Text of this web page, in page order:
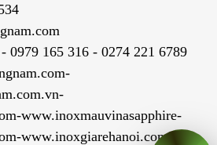
0979 165 316 - 0274 221 6789
www.inoxmauvinasapphire-
www.inoxgiarehanoi.com-